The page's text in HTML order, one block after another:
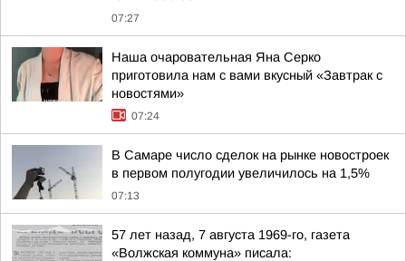
07:27
Наша очаровательная Яна Серко
приготовила нам с вами вкусный «Завтрак с
новостями»
07:24
В Самаре число сделок на рынке новостроек
в первом полугодии увеличилось на 1,5%
07:13
57 лет назад, 7 августа 1969-го, газета
«Волжская коммуна» писала: